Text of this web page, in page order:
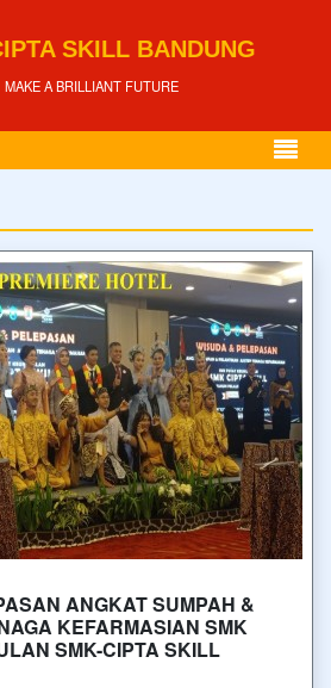
SKILL BANDUNG
MAKE A BRILLIANT FUTURE
ANGKAT SUMPAH &
KEFARMASIAN SMK
SMK-CIPTA SKILL